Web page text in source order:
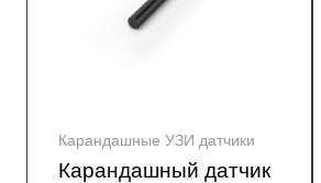
Карандашные УЗИ датчики
Карандашный датчик